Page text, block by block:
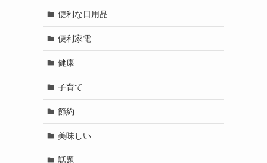
便利な日用品
便利家電
健康
子育て
節約
美味しい
話題